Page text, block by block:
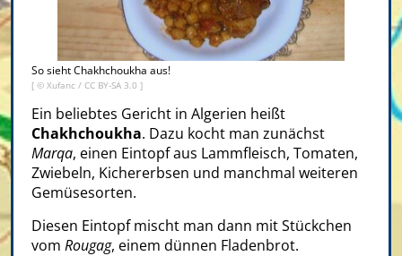
So sieht Chakhchoukha aus!
[ © Xufanc / CC BY-SA 3.0 ]
Ein beliebtes Gericht in Algerien heißt
Chakhchoukha. Dazu kocht man zunächst
Marqa, einen Eintopf aus Lammfleisch, Tomaten,
Zwiebeln, Kichererbsen und manchmal weiteren
Gemüsesorten.
Diesen Eintopf mischt man dann mit Stückchen
vom Rougag, einem dünnen Fladenbrot.